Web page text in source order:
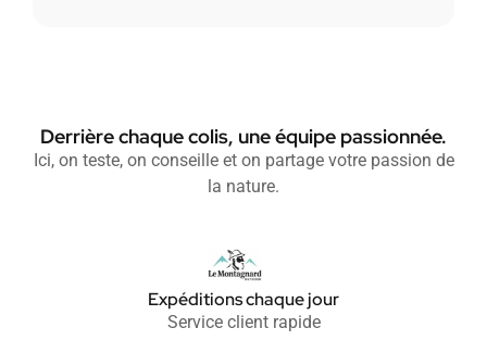
Derrière chaque colis, une équipe passionnée.
Ici, on teste, on conseille et on partage votre passion de
la nature.
Expéditions chaque jour
Service client rapide